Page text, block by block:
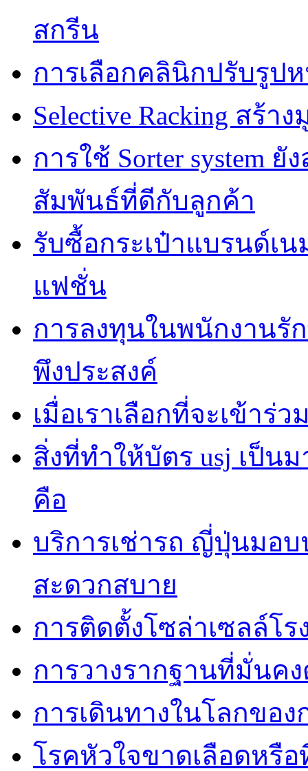
สกรีน
การเลือกคลินิกปรับรูปห
Selective Racking สร้
การใช้ Sorter system
สัมพันธ์ที่ดีกับลูกค้า
รับซื้อกระเป๋าแบรนด์เ
แฟชั่น
การลงทุนในพนักงานรั
พึงประสงค์
เมื่อเราเลือกที่จะเข้าร่
สิ่งที่ทำให้บัตร usj เป็น
คือ
บริการเช่ารถ ญี่ปุ่นมอ
สะดวกสบาย
การติดตั้งโซล่าเซลล์โ
การวางรากฐานที่มั่นค
การเดินทางในโลกขอ
โรคหัวใจขาดเลือดหรื